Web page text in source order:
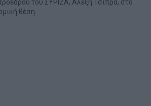
του ΣΥΡΙΖΑ, Αλέξη Τσίπρα, στο
θέση.